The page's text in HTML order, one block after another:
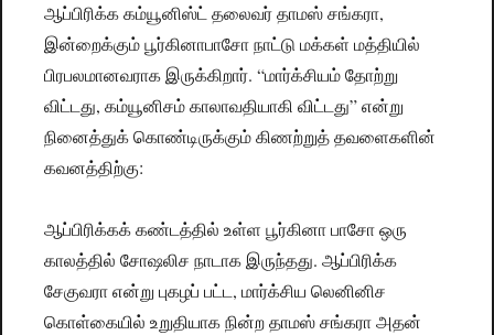
ஆப்பிரிக்க கம்யூனிஸ்ட் தலைவர் தாமஸ் சங்கரா,
இன்றைக்கும் பூர்கினாபாசோ நாட்டு மக்கள் மத்தியில்
பிரபலமானவராக இருக்கிறார். “மார்க்சியம் தோற்று
விட்டது, கம்யூனிசம் காலாவதியாகி விட்டது” என்று
நினைத்துக் கொண்டிருக்கும் கிணற்றுத் தவளைகளின்
கவனத்திற்கு:
ஆப்பிரிக்கக் கண்டத்தில் உள்ள பூர்கினா பாசோ ஒரு
காலத்தில் சோஷலிச நாடாக இருந்தது. ஆப்பிரிக்க
சேகுவரா என்று புகழப் பட்ட, மார்க்சிய லெனினிச
கொள்கையில் உறுதியாக நின்ற தாமஸ் சங்கரா அதன்